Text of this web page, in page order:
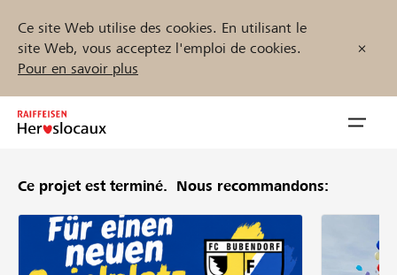
Ce site Web utilise des cookies. En utilisant le
site Web, vous acceptez l'emploi de cookies.
Pour en savoir plus
Inhalt
Ce projet est terminé. Nous recommandons: